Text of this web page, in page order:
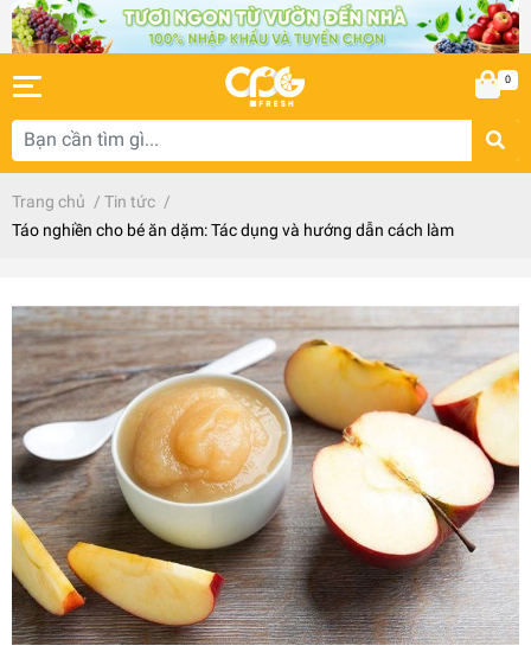
0
Trang chủ / Tin tức /
Táo nghiền cho bé ăn dặm: Tác dụng và hướng dẫn cách làm